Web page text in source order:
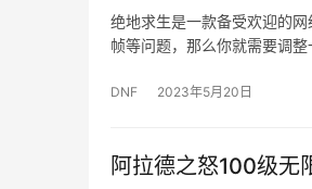
绝地求生是一款备受欢迎的
帧等问题，那么你就需要调
DNF 2023年5月20日
阿拉德之怒100级无